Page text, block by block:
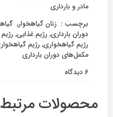
مادر و بارداری
برچسب : ‌ زنان گیاهخوار,
دوران بارداری, رژیم غذایی,
رژیم گیاهخواری, رژیم
مکمل‌های دوران بارداری
6 دیدگاه
گیاهخواری
در
محصولات مرتبط